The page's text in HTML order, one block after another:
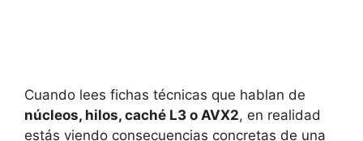
Cuando lees fichas técnicas que hablan de
núcleos, hilos, caché L3 o AVX2, en realidad
estás viendo consecuencias concretas de una